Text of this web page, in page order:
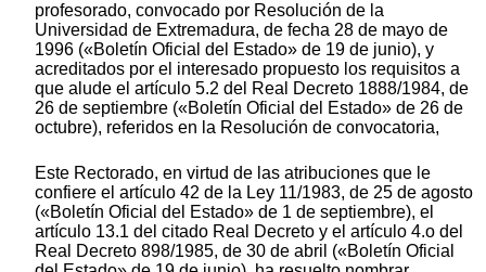
profesorado, convocado por Resolución de la
Universidad de Extremadura, de fecha 28 de mayo de
1996 («Boletín Oficial del Estado» de 19 de junio), y
acreditados por el interesado propuesto los requisitos a
que alude el artículo 5.2 del Real Decreto 1888/1984, de
26 de septiembre («Boletín Oficial del Estado» de 26 de
octubre), referidos en la Resolución de convocatoria,
Este Rectorado, en virtud de las atribuciones que le
confiere el artículo 42 de la Ley 11/1983, de 25 de agosto
(«Boletín Oficial del Estado» de 1 de septiembre), el
artículo 13.1 del citado Real Decreto y el artículo 4.o del
Real Decreto 898/1985, de 30 de abril («Boletín Oficial